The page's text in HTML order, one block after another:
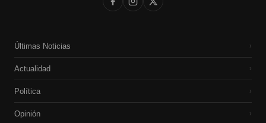
Últimas Noticias ›
Actualidad ›
Política ›
Opinión ›